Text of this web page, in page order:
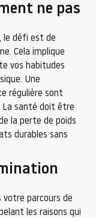
ne pas
le défi est de
Cela implique
vos habitudes
Une
régulière sont
La santé doit être
la perte de poids
durables sans
votre parcours de
les raisons qui